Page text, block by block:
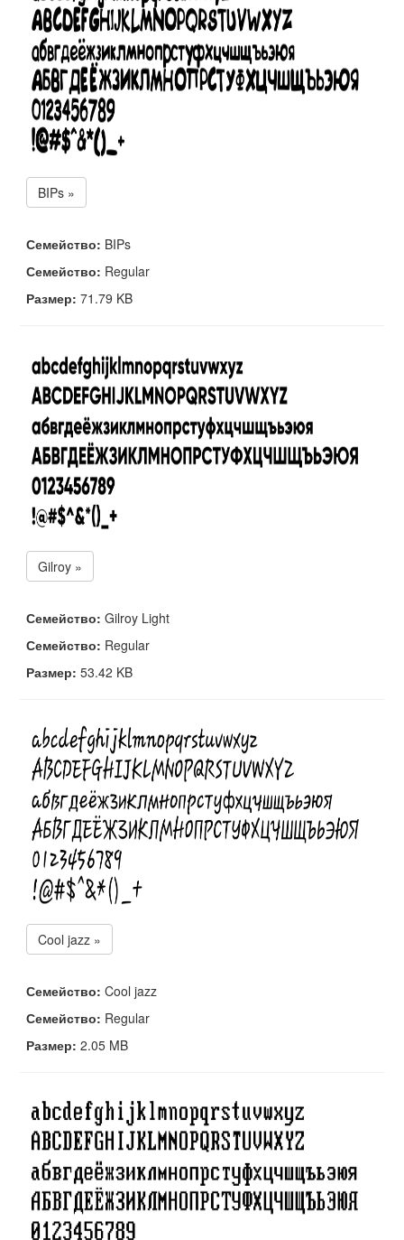
BIPs »
Семейство: BIPs
Семейство: Regular
Размер: 71.79 KB
Gilroy »
Семейство: Gilroy Light
Семейство: Regular
Размер: 53.42 KB
Cool jazz »
Семейство: Cool jazz
Семейство: Regular
Размер: 2.05 MB